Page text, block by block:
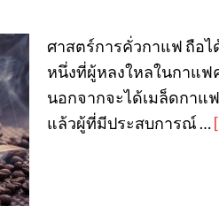
ศาสตร์การคั่วกาแฟ ถือไ
หนึ่งที่ผู้หลงใหลในกาแฟ
นอกจากจะได้เมล็ดกาแ
แล้วผู้ที่มีประสบการณ์ …